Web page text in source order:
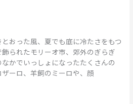
おった風、夏でも底に冷たさをもつ
られたモリーオ市、郊外のぎらぎ
かでいっしょになったたくさんの
ーロ、羊飼のミーロや、顔